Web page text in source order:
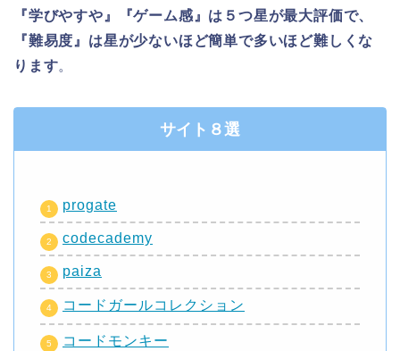
『学びやすや』『ゲーム感』は５つ星が最大評価で、
『難易度』は星が少ないほど簡単で多いほど難しくな
ります。
サイト８選
progate
codecademy
paiza
コードガールコレクション
コードモンキー